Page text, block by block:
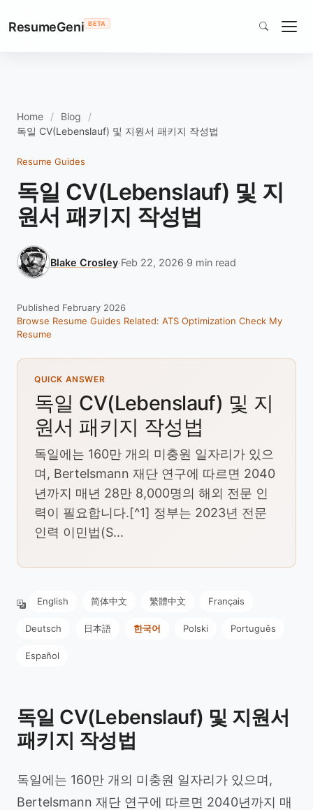
ResumeGeni BETA
Home
Blog
독일 CV(Lebenslauf) 및 지원서 패키지 작성법
Resume Guides
독일 CV(Lebenslauf) 및 지
원서 패키지 작성법
Blake Crosley·Feb 22, 2026·9 min read
Published February 2026
Browse Resume Guides Related: ATS Optimization Check My
Resume
QUICK ANSWER
독일 CV(Lebenslauf) 및 지
원서 패키지 작성법
독일에는 160만 개의 미충원 일자리가 있으
며, Bertelsmann 재단 연구에 따르면 2040
년까지 매년 28만 8,000명의 해외 전문 인
력이 필요합니다.[^1] 정부는 2023년 전문
인력 이민법(S...
English 简体中文 繁體中文 Français
Deutsch 日本語 한국어 Polski Português
Español
독일 CV(Lebenslauf) 및 지원서
패키지 작성법
독일에는 160만 개의 미충원 일자리가 있으며,
Bertelsmann 재단 연구에 따르면 2040년까지 매